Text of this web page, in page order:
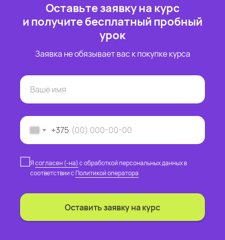
Оставьте заявку на курс
и получите бесплатный пробный
урок
Заявка не обязывает вас к покупке курса
+375
Ясогласен (-на)с обработкой персональных данных в
соответствии сПолитикой оператора
Оставить заявку на курс